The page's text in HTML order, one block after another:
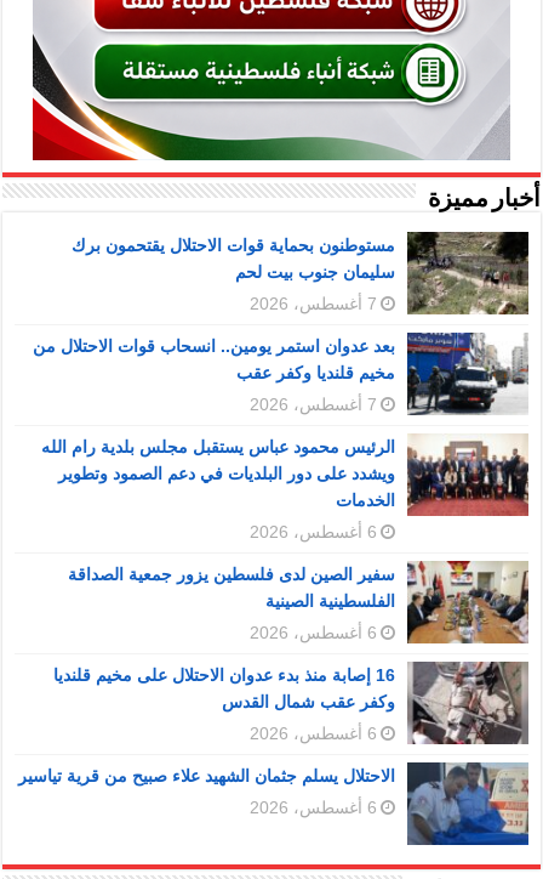
أخبار مميزة
مستوطنون بحماية قوات الاحتلال يقتحمون برك
سليمان جنوب بيت لحم
7 أغسطس، 2026
بعد عدوان استمر يومين.. انسحاب قوات الاحتلال من
مخيم قلنديا وكفر عقب
7 أغسطس، 2026
الرئيس محمود عباس يستقبل مجلس بلدية رام الله
ويشدد على دور البلديات في دعم الصمود وتطوير
الخدمات
6 أغسطس، 2026
سفير الصين لدى فلسطين يزور جمعية الصداقة
الفلسطينية الصينية
6 أغسطس، 2026
16 إصابة منذ بدء عدوان الاحتلال على مخيم قلنديا
وكفر عقب شمال القدس
6 أغسطس، 2026
الاحتلال يسلم جثمان الشهيد علاء صبيح من قرية تياسير
6 أغسطس، 2026